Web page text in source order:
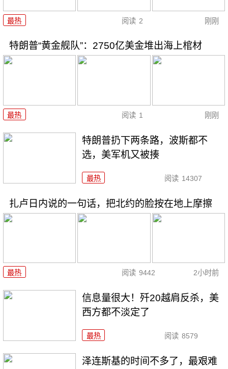
最热 阅读 2 刚刚
特朗普“黄金舰队”：2750亿美金堆出海上棺材
最热 阅读 1 刚刚
特朗普扔下两条路，波斯都不
选，美军机又被揍
最热 阅读 14307
扎卢日内说的一句话，把北约的脸按在地上摩擦
最热 阅读 9442 2小时前
信息量很大！歼20越肩反杀，美
西方都不淡定了
最热 阅读 8579
泽连斯基的时间不多了，最艰难